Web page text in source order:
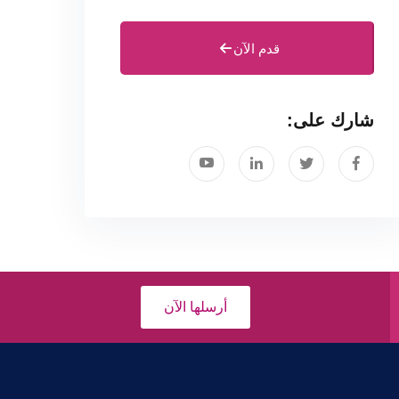
قدم الآن
شارك على:
أرسلها الآن